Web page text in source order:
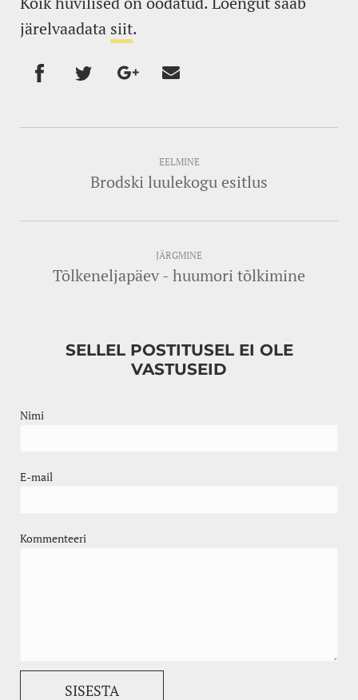
järelvaadata siit.
EELMINE
Brodski luulekogu esitlus
JÄRGMINE
Tõlkeneljapäev - huumori tõlkimine
SELLEL POSTITUSEL EI OLE
VASTUSEID
Nimi
E-mail
Kommenteeri